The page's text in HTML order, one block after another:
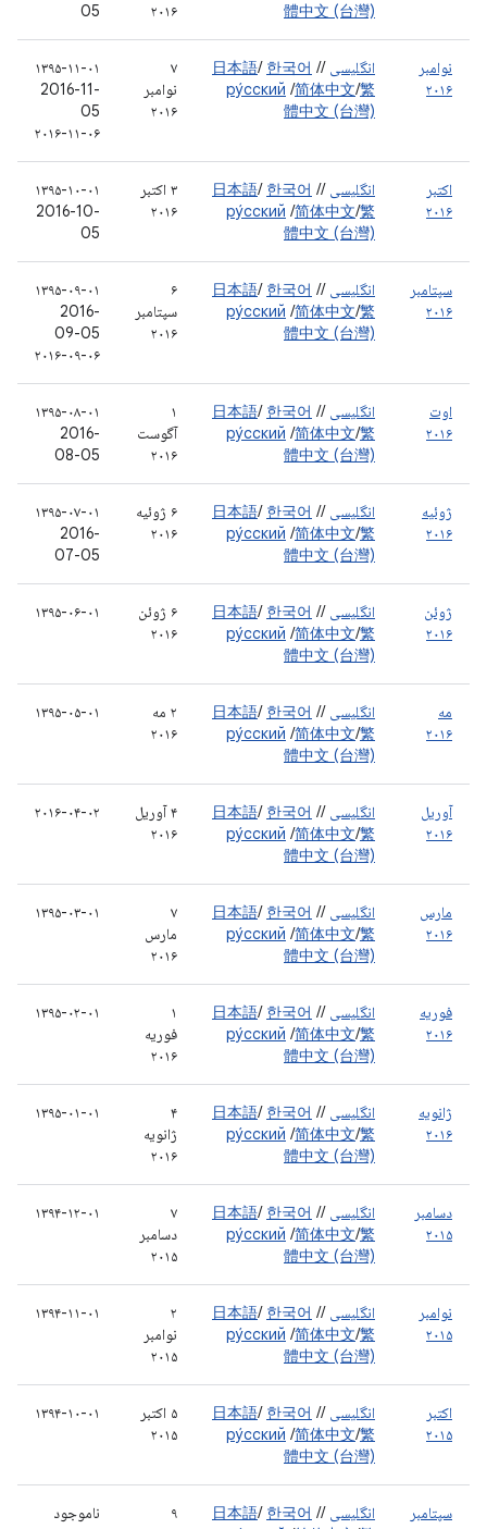
體中文 (台灣)
۲۰۱۶
05
نوامبر
۲۰۱۶
انگلیسی /
日本語/ 한국어 /
ру́сский /简体中文/繁
體中文 (台灣)
۷
نوامبر
۲۰۱۶
۱۳۹۵-۱۱-۰۱
2016-11-
05
۲۰۱۶-۱۱-۰۶
اکتبر
۲۰۱۶
انگلیسی /
日本語/ 한국어 /
ру́сский /简体中文/繁
體中文 (台灣)
۳ اکتبر
۲۰۱۶
۱۳۹۵-۱۰-۰۱
2016-10-
05
سپتامبر
۲۰۱۶
انگلیسی /
日本語/ 한국어 /
ру́сский /简体中文/繁
體中文 (台灣)
۶
سپتامبر
۲۰۱۶
۱۳۹۵-۰۹-۰۱
2016-
09-05
۲۰۱۶-۰۹-۰۶
اوت
۲۰۱۶
انگلیسی /
日本語/ 한국어 /
ру́сский /简体中文/繁
體中文 (台灣)
۱
آگوست
۲۰۱۶
۱۳۹۵-۰۸-۰۱
2016-
08-05
ژوئیه
۲۰۱۶
انگلیسی /
日本語/ 한국어 /
ру́сский /简体中文/繁
體中文 (台灣)
۶ ژوئیه
۲۰۱۶
۱۳۹۵-۰۷-۰۱
2016-
07-05
ژوئن
۲۰۱۶
انگلیسی /
日本語/ 한국어 /
ру́сский /简体中文/繁
體中文 (台灣)
۶ ژوئن
۲۰۱۶
۱۳۹۵-۰۶-۰۱
مه
۲۰۱۶
انگلیسی /
日本語/ 한국어 /
ру́сский /简体中文/繁
體中文 (台灣)
۲ مه
۲۰۱۶
۱۳۹۵-۰۵-۰۱
آوریل
۲۰۱۶
انگلیسی /
日本語/ 한국어 /
ру́сский /简体中文/繁
體中文 (台灣)
۴ آوریل
۲۰۱۶
۲۰۱۶-۰۴-۰۲
مارس
۲۰۱۶
انگلیسی /
日本語/ 한국어 /
ру́сский /简体中文/繁
體中文 (台灣)
۷
مارس
۲۰۱۶
۱۳۹۵-۰۳-۰۱
فوریه
۲۰۱۶
انگلیسی /
日本語/ 한국어 /
ру́сский /简体中文/繁
體中文 (台灣)
۱
فوریه
۲۰۱۶
۱۳۹۵-۰۲-۰۱
ژانویه
۲۰۱۶
انگلیسی /
日本語/ 한국어 /
ру́сский /简体中文/繁
體中文 (台灣)
۴
ژانویه
۲۰۱۶
۱۳۹۵-۰۱-۰۱
دسامبر
۲۰۱۵
انگلیسی /
日本語/ 한국어 /
ру́сский /简体中文/繁
體中文 (台灣)
۷
دسامبر
۲۰۱۵
۱۳۹۴-۱۲-۰۱
نوامبر
۲۰۱۵
انگلیسی /
日本語/ 한국어 /
ру́сский /简体中文/繁
體中文 (台灣)
۲
نوامبر
۲۰۱۵
۱۳۹۴-۱۱-۰۱
اکتبر
۲۰۱۵
انگلیسی /
日本語/ 한국어 /
ру́сский /简体中文/繁
體中文 (台灣)
۵ اکتبر
۲۰۱۵
۱۳۹۴-۱۰-۰۱
سپتامبر
انگلیسی /
日本語/ 한국어 /
۹
ناموجود